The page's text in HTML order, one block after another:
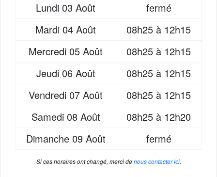
Lundi 03 Août
fermé
Mardi 04 Août
08h25 à 12h15
Mercredi 05 Août
08h25 à 12h15
Jeudi 06 Août
08h25 à 12h15
Vendredi 07 Août
08h25 à 12h15
Samedi 08 Août
08h25 à 12h20
Dimanche 09 Août fermé
Si ces horaires ont changé, merci denous contacter ici.